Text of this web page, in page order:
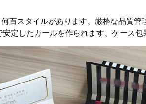
百スタイルがあります、厳格な品質
定したカールを作られます、ケース包